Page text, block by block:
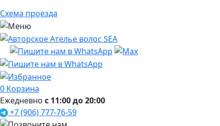
Схема проезда
0 Корзина
Ежедневно с 11:00 до 20:00
+7 (906) 777-76-59